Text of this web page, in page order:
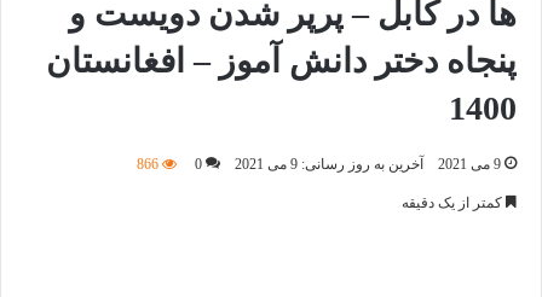
ها در کابل – پرپر شدن دویست و
پنجاه دختر دانش آموز – افغانستان
1400
9 می 2021 آخرین به روز رسانی: 9 می 2021 0
866
کمتر از یک دقیقه